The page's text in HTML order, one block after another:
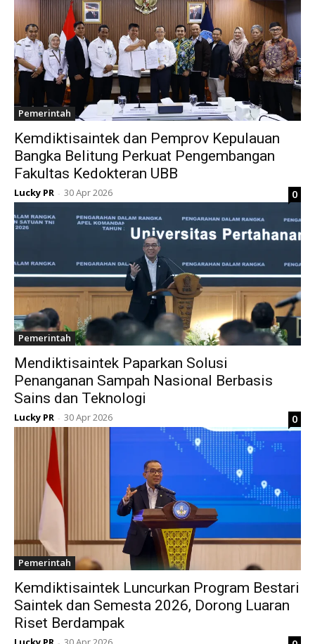
Pemerintah
Kemdiktisaintek dan Pemprov Kepulauan
Bangka Belitung Perkuat Pengembangan
Fakultas Kedokteran UBB
Lucky PR - 30 Apr 2026 0
Pemerintah
Mendiktisaintek Paparkan Solusi
Penanganan Sampah Nasional Berbasis
Sains dan Teknologi
Lucky PR - 30 Apr 2026 0
Pemerintah
Kemdiktisaintek Luncurkan Program Bestari
Saintek dan Semesta 2026, Dorong Luaran
Riset Berdampak